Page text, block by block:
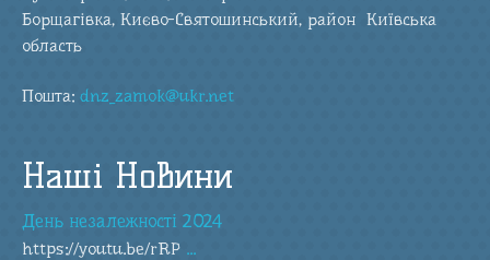
Борщагівка, Києво-Святошинський, район Київська
область
Пошта:dnz_zamok@ukr.net
Наші Новини
День незалежності 2024
https://youtu.be/rRP ...